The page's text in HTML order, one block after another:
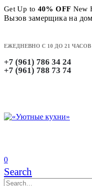
Get Up to 40% OFF New
Вызов замерщика на
ЕЖЕДНЕВНО С 10 ДО 21 ЧАСОВ
+7 (961) 786 34 24
+7 (961) 788 73 74
0
Search